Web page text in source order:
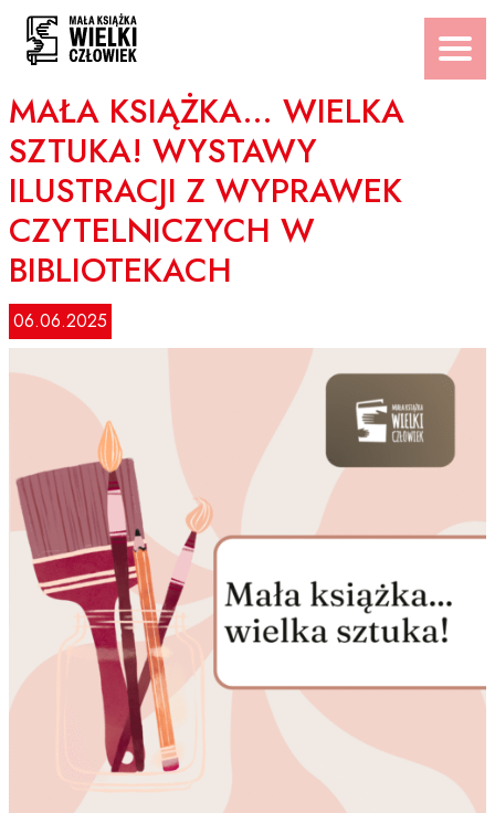
Przejdź
treści
MAŁA KSIĄŻKA… WIELKA
SZTUKA! WYSTAWY
ILUSTRACJI Z WYPRAWEK
CZYTELNICZYCH W
BIBLIOTEKACH
06.06.2025